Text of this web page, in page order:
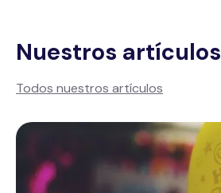
Nuestros artículos
Todos nuestros artículos